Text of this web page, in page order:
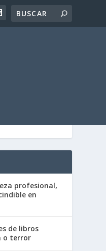
profesional,
en
de libros
o terror